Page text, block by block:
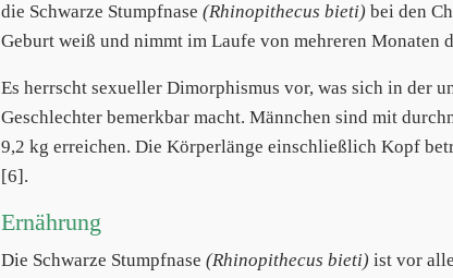
die Schwarze Stumpfnase (Rhinopithecus bieti) bei den
Geburt weiß und nimmt im Laufe von mehreren Monaten
Es herrscht sexueller Dimorphismus vor, was sich in der
Geschlechter bemerkbar macht. Männchen sind mit
9,2 kg erreichen. Die Körperlänge einschließlich Kopf
[6].
Ernährung
Die Schwarze Stumpfnase (Rhinopithecus bieti) ist vor